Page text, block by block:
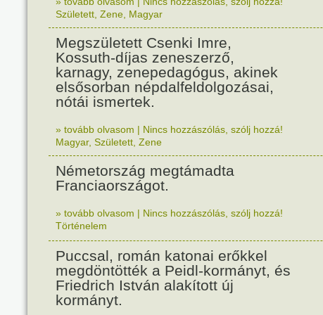
Született Zene Magyar
Megszületett Csenki Imre,
Kossuth-díjas zeneszerző,
karnagy, zenepedagógus, akinek
elsősorban népdalfeldolgozásai,
nótái ismertek.
» tovább olvasom | Nincs hozzászólás, szólj hozzá!
Magyar, Született Zene
Németország megtámadta
Franciaországot.
» tovább olvasom | Nincs hozzászólás, szólj hozzá!
Történelem
Puccsal, román katonai erőkkel
megdöntötték a Peidl-kormányt, és
Friedrich István alakított új
kormányt.